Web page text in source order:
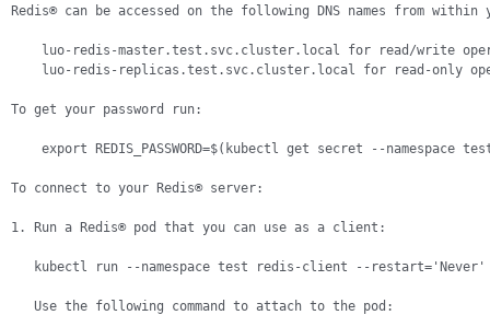
Redis® can be accessed on the following DNS names from
luo-redis-master.test.svc.cluster.local for read/write
luo-redis-replicas.test.svc.cluster.local for read-only
To get your password run:
export REDIS_PASSWORD=$(kubectl get secret --namespace
To connect to your Redis® server:
1. Run a Redis® pod that you can use as a client:
kubectl run --namespace test redis-client --
   Use the following command to attach to the pod: